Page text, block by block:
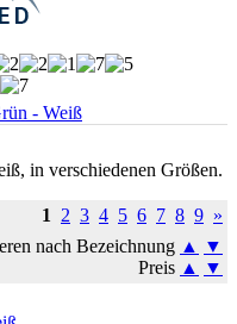
- Weiß
in verschiedenen Größen.
1 2 3 4 5 6 7 8 9 »
nach Bezeichnung ▲
▼
Preis ▲ ▼